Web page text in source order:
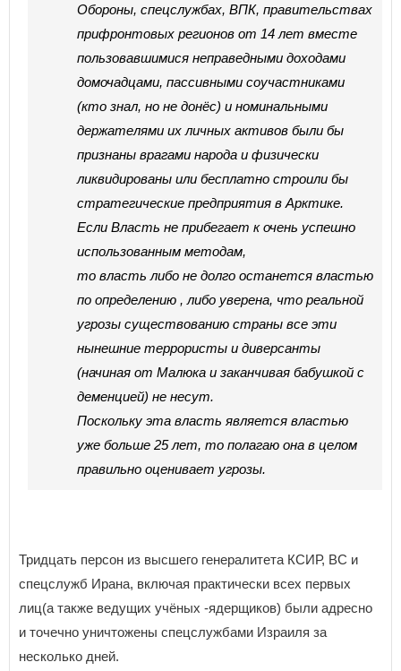
Обороны, спецслужбах, ВПК, правительствах
прифронтовых регионов от 14 лет вместе
пользовавшимися неправедными доходами
домочадцами, пассивными соучастниками
(кто знал, но не донёс) и номинальными
держателями их личных активов были бы
признаны врагами народа и физически
ликвидированы или бесплатно строили бы
стратегические предприятия в Арктике.
Если Власть не прибегает к очень успешно
использованным методам,
то власть либо не долго останется властью
по определению , либо уверена, что реальной
угрозы существованию страны все эти
нынешние террористы и диверсанты
(начиная от Малюка и заканчивая бабушкой с
деменцией) не несут.
Поскольку эта власть является властью
уже больше 25 лет, то полагаю она в целом
правильно оценивает угрозы.
Тридцать персон из высшего генералитета КСИР, ВС и
спецслужб Ирана, включая практически всех первых
лиц(а также ведущих учёных -ядерщиков) были адресно
и точечно уничтожены спецслужбами Израиля за
несколько дней.